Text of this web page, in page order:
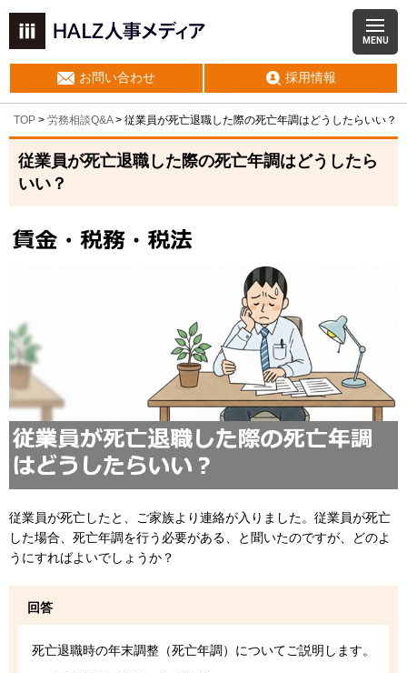
MENU
お問い合わせ 採用情報
TOP > 労務相談Q&A> 従業員が死亡退職した際の死亡年調はどうしたらいい？
従業員が死亡退職した際の死亡年調はどうしたら
いい？
従業員が死亡したと、ご家族より連絡が入りました。従業員が死亡
した場合、死亡年調を行う必要がある、と聞いたのですが、どのよ
うにすればよいでしょうか？
回答
死亡退職時の年末調整（死亡年調）についてご説明します。